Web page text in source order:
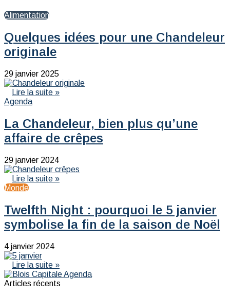
Alimentation
Quelques idées pour une Chandeleur
originale
29 janvier 2025
Lire la suite »
Agenda
La Chandeleur, bien plus qu’une
affaire de crêpes
29 janvier 2024
Lire la suite »
Monde
Twelfth Night : pourquoi le 5 janvier
symbolise la fin de la saison de Noël
4 janvier 2024
Lire la suite »
Articles récents